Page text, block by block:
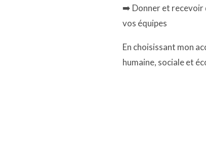
➡️ Donner et recevoir
vos équipes
En choisissant mon
humaine, sociale et